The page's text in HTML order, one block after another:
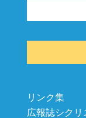
リンク集
広報誌シクリ